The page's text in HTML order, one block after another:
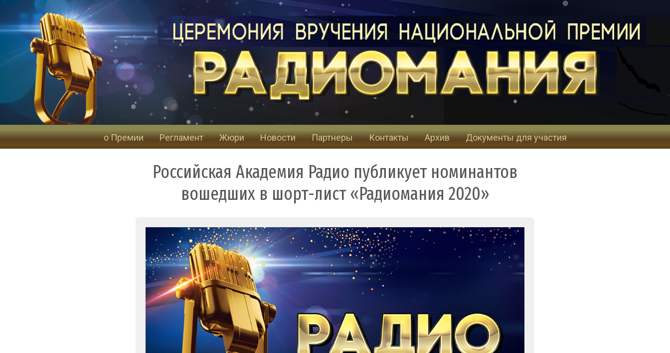
о Премии Регламент Жюри Новости Партнеры Контакты Архив Документы для участия
Российская Академия Радио публикует номинантов
вошедших в шорт-лист «Радиомания 2020»